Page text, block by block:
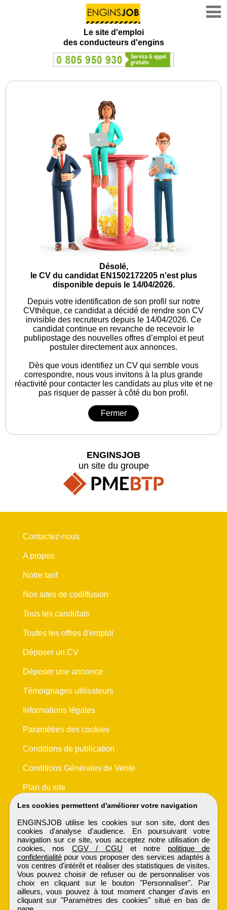
Le site d'emploi
des conducteurs d'engins
Désolé,
le CV du candidat EN1502172205 n'est plus
disponible depuis le 14/04/2026.
Depuis votre identification de son profil sur notre
CVthèque, ce candidat a décidé de rendre son CV
invisible des recruteurs depuis le 14/04/2026. Ce
candidat continue en revanche de recevoir le
publipostage des nouvelles offres d’emploi et peut
postuler directement aux annonces.
Dès que vous identifiez un CV qui semble vous
correspondre, nous vous invitons à la plus grande
réactivité pour contacter les candidats au plus vite et ne
pas risquer de passer à côté du bon profil.
Fermer
Les cookies permettent d'améliorer votre navigation
ENGINSJOB utilise les cookies sur son site, dont des
cookies d'analyse d'audience. En poursuivant votre
navigation sur ce site, vous acceptez notre utilisation de
cookies, nos CGV / CGU et notre politique de
confidentialitépour vous proposer des services adaptés à
vos centres d'intérêt et réaliser des statistiques de visites.
Vous pouvez choisir de refuser ou de personnaliser vos
choix en cliquant sur le bouton "Personnaliser". Par
ailleurs, vous pouvez à tout moment changer d'avis en
cliquant sur "Paramètres des cookies" situé en bas de
ENGINSJOB
un site du groupe
Contactez-nous
A propos
Notre tarif
Nos sites de codiffusion
Tous les candidats
Toutes les offres d'emploi
Déposer un CV
Déposer une annonce
Témoignages utilisateurs
Informations légales
Paramètres des cookies
Conditions de publication
Conditions Générales de Vente
Plan du site